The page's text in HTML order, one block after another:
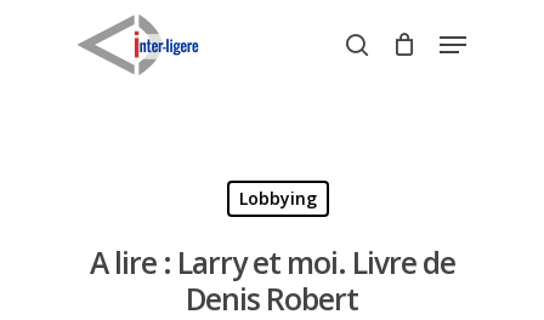
search
Menu
Lobbying
A lire : Larry et moi. Livre de
Denis Robert